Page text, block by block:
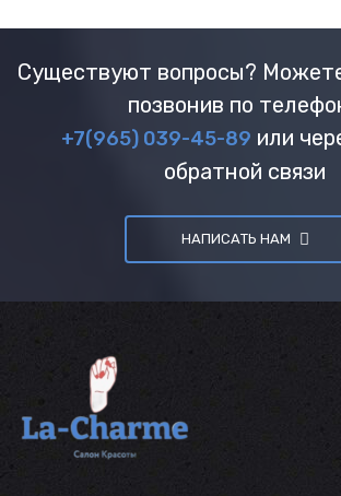
Существуют вопросы?
позвонив по
+7(965) 039-45-89 или
обратной связи
НАПИСАТЬ НАМ